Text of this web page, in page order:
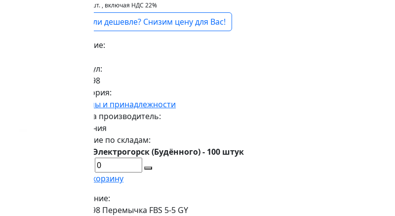
шт. , включая НДС 22%
Нашли дешевле? Снизим цену для Вас!
Наличие:
Артикул:
3038998
Категория:
Клеммы и принадлежности
Страна производитель:
Германия
Наличие по складам:
г. Электрогорск (Будённого) - 100 штук
В корзину
Описание:
3038998 Перемычка FBS 5-5 GY